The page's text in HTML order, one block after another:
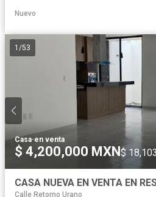
Nuevo
1 /53
Casa·en venta
$ 4,200,000 MXN$
Calle Retorno Urano